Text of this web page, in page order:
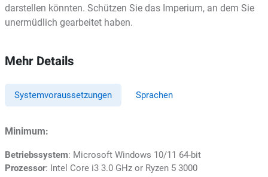
darstellen könnten. Schützen Sie das Imperium, an dem Sie
unermüdlich gearbeitet haben.
Mehr Details
Systemvoraussetzungen Sprachen
Minimum:
Betriebssystem: Microsoft Windows 10/11 64-bit
Prozessor: Intel Core i3 3.0 GHz or Ryzen 5 3000